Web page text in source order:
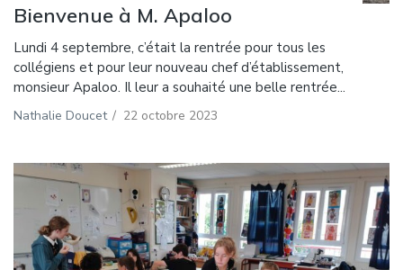
Bienvenue à M. Apaloo
Lundi 4 septembre, c’était la rentrée pour tous les
collégiens et pour leur nouveau chef d’établissement,
monsieur Apaloo. Il leur a souhaité une belle rentrée...
Nathalie Doucet / 22 octobre 2023